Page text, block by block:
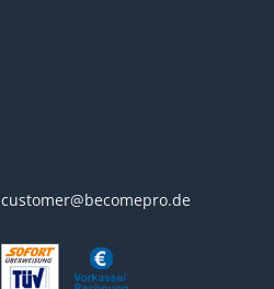
customer@becomepro.de